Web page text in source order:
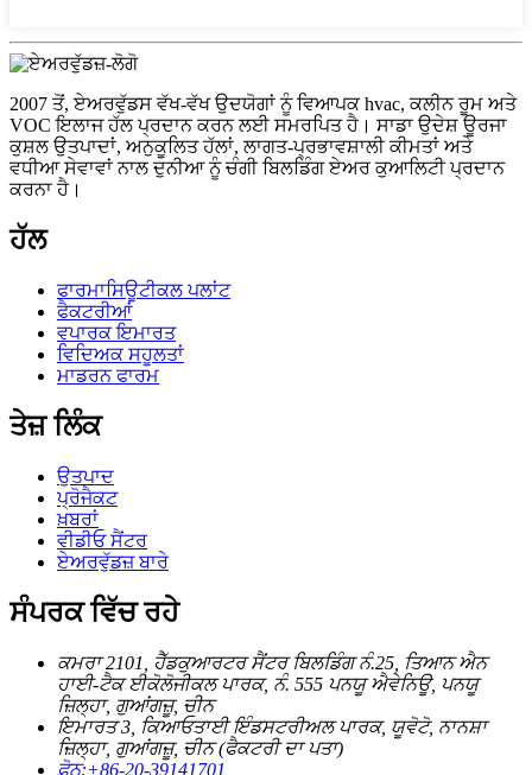
2007 ਤੋਂ, ਏਅਰਵੁੱਡਸ ਵੱਖ-ਵੱਖ ਉਦਯੋਗਾਂ ਨੂੰ ਵਿਆਪਕ hvac, ਕਲੀਨ ਰੂਮ ਅਤੇ
VOC ਇਲਾਜ ਹੱਲ ਪ੍ਰਦਾਨ ਕਰਨ ਲਈ ਸਮਰਪਿਤ ਹੈ। ਸਾਡਾ ਉਦੇਸ਼ ਊਰਜਾ
ਕੁਸ਼ਲ ਉਤਪਾਦਾਂ, ਅਨੁਕੂਲਿਤ ਹੱਲਾਂ, ਲਾਗਤ-ਪ੍ਰਭਾਵਸ਼ਾਲੀ ਕੀਮਤਾਂ ਅਤੇ
ਵਧੀਆ ਸੇਵਾਵਾਂ ਨਾਲ ਦੁਨੀਆ ਨੂੰ ਚੰਗੀ ਬਿਲਡਿੰਗ ਏਅਰ ਕੁਆਲਿਟੀ ਪ੍ਰਦਾਨ
ਕਰਨਾ ਹੈ।
ਹੱਲ
ਫਾਰਮਾਸਿਊਟੀਕਲ ਪਲਾਂਟ
ਫੈਕਟਰੀਆਂ
ਵਪਾਰਕ ਇਮਾਰਤ
ਵਿਦਿਅਕ ਸਹੂਲਤਾਂ
ਮਾਡਰਨ ਫਾਰਮ
ਤੇਜ਼ ਲਿੰਕ
ਉਤਪਾਦ
ਪ੍ਰੋਜੈਕਟ
ਖ਼ਬਰਾਂ
ਵੀਡੀਓ ਸੈਂਟਰ
ਏਅਰਵੁੱਡਜ਼ ਬਾਰੇ
ਸੰਪਰਕ ਵਿੱਚ ਰਹੇ
ਕਮਰਾ 2101, ਹੈੱਡਕੁਆਰਟਰ ਸੈਂਟਰ ਬਿਲਡਿੰਗ ਨੰ.25, ਤਿਆਨ ਐਨ
ਹਾਈ-ਟੈਕ ਈਕੋਲੋਜੀਕਲ ਪਾਰਕ, ​​ਨੰ. 555 ਪਨਯੂ ਐਵੇਨਿਊ, ਪਨਯੂ
ਜ਼ਿਲ੍ਹਾ, ਗੁਆਂਗਜ਼ੂ, ਚੀਨ
ਇਮਾਰਤ 3, ਕਿਆਓਤਾਈ ਇੰਡਸਟਰੀਅਲ ਪਾਰਕ, ​​ਯੂਵੋਟੋ, ਨਾਨਸ਼ਾ
ਜ਼ਿਲ੍ਹਾ, ਗੁਆਂਗਜ਼ੂ, ਚੀਨ (ਫੈਕਟਰੀ ਦਾ ਪਤਾ)
ਫ਼ੋਨ:+86-20-39141701